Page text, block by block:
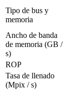
Tipo de bus y
memoria
Ancho de banda
de memoria (GB /
s)
ROP
Tasa de llenado
(Mpix / s)